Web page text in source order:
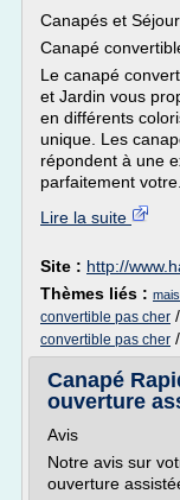
Canapés et
Canapé
Le canapé
et Jardin vous
en différents
unique. Les
répondent à une
parfaitement
Lire la suite
Site : http://
Thèmes liés :
convertible pas cher /
convertible pas cher /
Canapé
ouverture
Avis
Notre avis sur
ouverture